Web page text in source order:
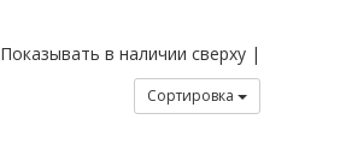
Показывать в наличии сверху |
Сортировка